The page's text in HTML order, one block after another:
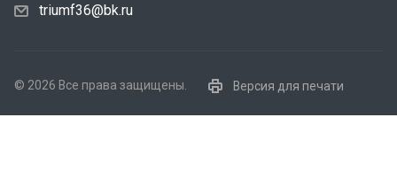
triumf36@bk.ru
© 2026 Все права защищены. Версия для печати